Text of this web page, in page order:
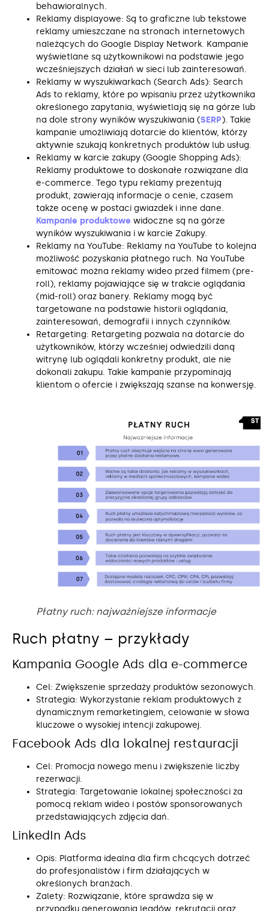
behawioralnych.
Reklamy displayowe: Są to graficzne lub tekstowe
reklamy umieszczane na stronach internetowych
należących do Google Display Network. Kampanie
wyświetlane są użytkownikowi na podstawie jego
wcześniejszych działań w sieci lub zainteresowań.
Reklamy w wyszukiwarkach (Search Ads): Search
Ads to reklamy, które po wpisaniu przez użytkownika
określonego zapytania, wyświetlają się na górze lub
na dole strony wyników wyszukiwania (SERP). Takie
kampanie umożliwiają dotarcie do klientów, którzy
aktywnie szukają konkretnych produktów lub usług.
Reklamy w karcie zakupy (Google Shopping Ads):
Reklamy produktowe to doskonałe rozwiązane dla
e-commerce. Tego typu reklamy prezentują
produkt, zawierają informacje o cenie, czasem
także ocenę w postaci gwiazdek i inne dane.
Kampanie produktowe widoczne są na górze
wyników wyszukiwania i w karcie Zakupy.
Reklamy na YouTube: Reklamy na YouTube to kolejna
możliwość pozyskania płatnego ruch. Na YouTube
emitować można reklamy wideo przed filmem (pre-
roll), reklamy pojawiające się w trakcie oglądania
(mid-roll) oraz banery. Reklamy mogą być
targetowane na podstawie historii oglądania,
zainteresowań, demografii i innych czynników.
Retargeting: Retargeting pozwala na dotarcie do
użytkowników, którzy wcześniej odwiedzili daną
witrynę lub oglądali konkretny produkt, ale nie
dokonali zakupu. Takie kampanie przypominają
klientom o ofercie i zwiększają szanse na konwersję.
Płatny ruch: najważniejsze informacje
Ruch płatny – przykłady
Kampania Google Ads dla e-commerce
Cel: Zwiększenie sprzedaży produktów sezonowych.
Strategia: Wykorzystanie reklam produktowych z
dynamicznym remarketingiem, celowanie w słowa
kluczowe o wysokiej intencji zakupowej.
Facebook Ads dla lokalnej restauracji
Cel: Promocja nowego menu i zwiększenie liczby
rezerwacji.
Strategia: Targetowanie lokalnej społeczności za
pomocą reklam wideo i postów sponsorowanych
przedstawiających zdjęcia dań.
LinkedIn Ads
Opis: Platforma idealna dla firm chcących dotrzeć
do profesjonalistów i firm działających w
określonych branżach.
Zalety: Rozwiązanie, które sprawdza się w
przypadku generowania leadów, rekrutacji oraz